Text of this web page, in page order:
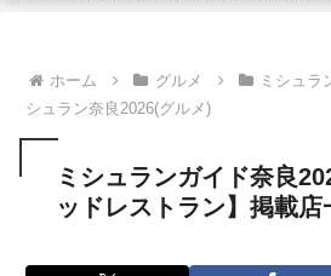
ホーム グルメ ミシュラ
シュラン奈良2026(グルメ)
ミシュランガイド奈良
ッドレストラン】掲載店